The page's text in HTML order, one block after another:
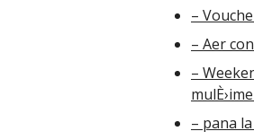
–
– Aer
–
– pana